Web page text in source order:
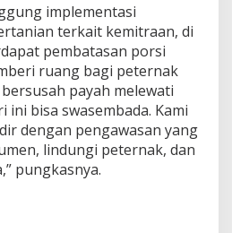
implementasi
terkait kemitraan, di
pembatasan porsi
ruang bagi peternak
payah melewati
ini bisa swasembada. Kami
dengan pengawasan yang
lindungi peternak, dan
pungkasnya.